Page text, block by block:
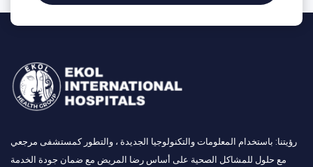
رؤيتنا: باستخدام المعلومات والتكنولوجيا الجديدة ، والتطور كمستشفى مرجعي
مع حلول للمشاكل الصحية على أساس رضا المريض مع ضمان جودة الخدمة